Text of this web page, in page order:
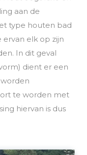
aan de
type houten bad
ervan elk op zijn
In dit geval
dient er een
te worden met
hiervan is dus